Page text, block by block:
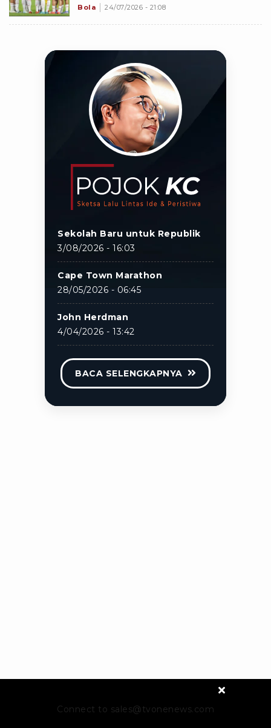
Bola 24/07/2026 - 21:08
Sekolah Baru untuk Republik
3/08/2026 - 16:03
Cape Town Marathon
28/05/2026 - 06:45
John Herdman
4/04/2026 - 13:42
BACA SELENGKAPNYA